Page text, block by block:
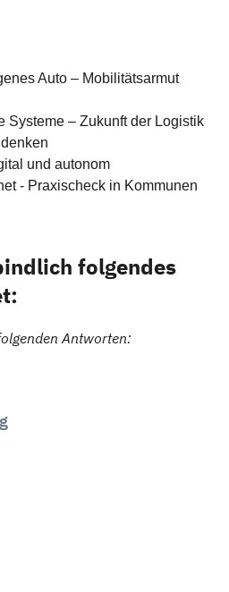
Auto – Mobilitätsarmut
Systeme – Zukunft der Logistik
und autonom
- Praxischeck in Kommunen
folgendes
Antworten: